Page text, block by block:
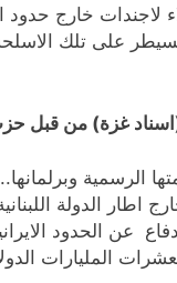
لاجندات خارج
على تلك
غزة) من قبل حزب
الرسمية
اطار الدولة
عن الحدود
بعشرات المليارات